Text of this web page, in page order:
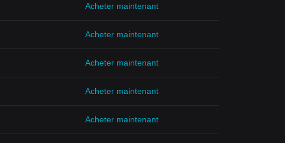
Acheter maintenant
Acheter maintenant
Acheter maintenant
Acheter maintenant
Acheter maintenant